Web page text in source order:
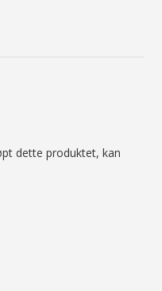
dette produktet, kan